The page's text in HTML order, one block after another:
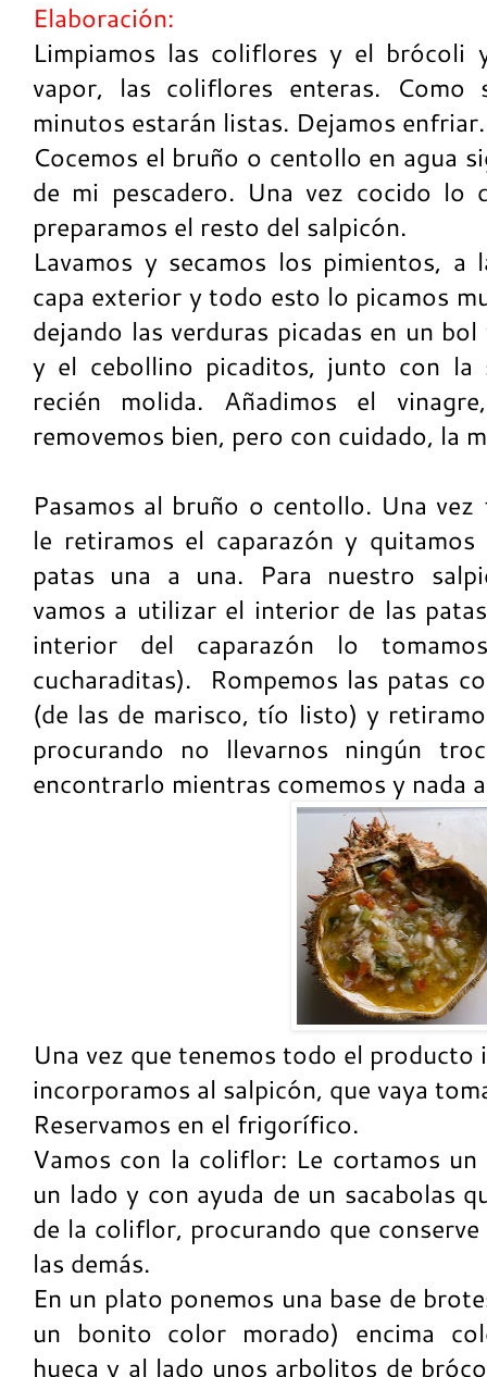
Elaboración:
Limpiamos las coliflores y el brócoli
vapor, las coliflores enteras.
minutos estarán listas. Dejamos enfriar.
Cocemos el bruño o centollo en agua
de mi pescadero. Una vez cocido lo
preparamos el resto del salpicón.
Lavamos y secamos los pimientos,
capa exterior y todo esto lo picamos
dejando las verduras picadas en un
y el cebollino picaditos, junto con
recién molida. Añadimos el
removemos bien, pero con cuidado, la
Pasamos al bruño o centollo. Una
le retiramos el caparazón y quitamos
patas una a una. Para nuestro
vamos a utilizar el interior de las
interior del caparazón lo
cucharaditas). Rompemos las patas
(de las de marisco, tío listo) y
procurando no llevarnos ningún
encontrarlo mientras comemos y nada
Una vez que tenemos todo el
incorporamos al salpicón, que vaya
Reservamos en el frigorífico.
Vamos con la coliflor: Le cortamos un
un lado y con ayuda de un sacabolas
de la coliflor, procurando que
las demás.
En un plato ponemos una base de
un bonito color morado) encima
hueca y al lado unos arbolitos de